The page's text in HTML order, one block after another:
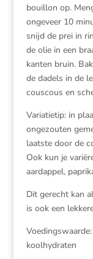
bouillon op.
ongeveer 10
snijd de prei in
de olie in een
kanten bruin.
de dadels in de
couscous en
Variatietip: in
ongezouten
laatste door de
Ook kun je
aardappel,
Dit gerecht kan
is ook een
koolhydraten